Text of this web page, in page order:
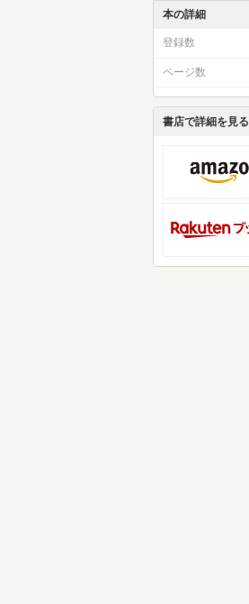
本の詳細
登録数
ページ数
書店で詳細を見る